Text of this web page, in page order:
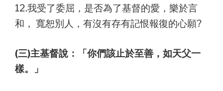
12.我受了委屈，是否為了基督的愛，樂於言
和， 寬恕別人，有沒有存有記恨報復的心願?
(三)主基督說：「你們該止於至善，如天父一
樣。」